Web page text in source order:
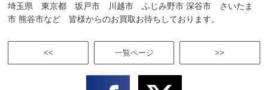
埼玉県 東京都 坂戸市 川越市 ふじみ野市 深谷市 さいたま
市 熊谷市など 皆様からのお買取お待ちしております。
<< >>
一覧ページ